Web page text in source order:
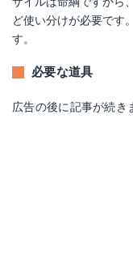
ど使い分けが必要です
す。
必要な道具
広告の後に記事が続き